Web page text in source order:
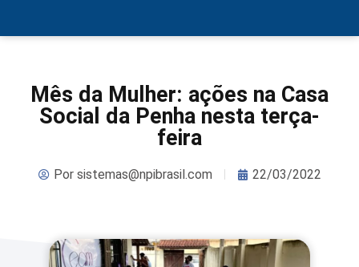
Mês da Mulher: ações na Casa
Social da Penha nesta terça-
feira
Porsistemas@npibrasil.com 22/03/2022